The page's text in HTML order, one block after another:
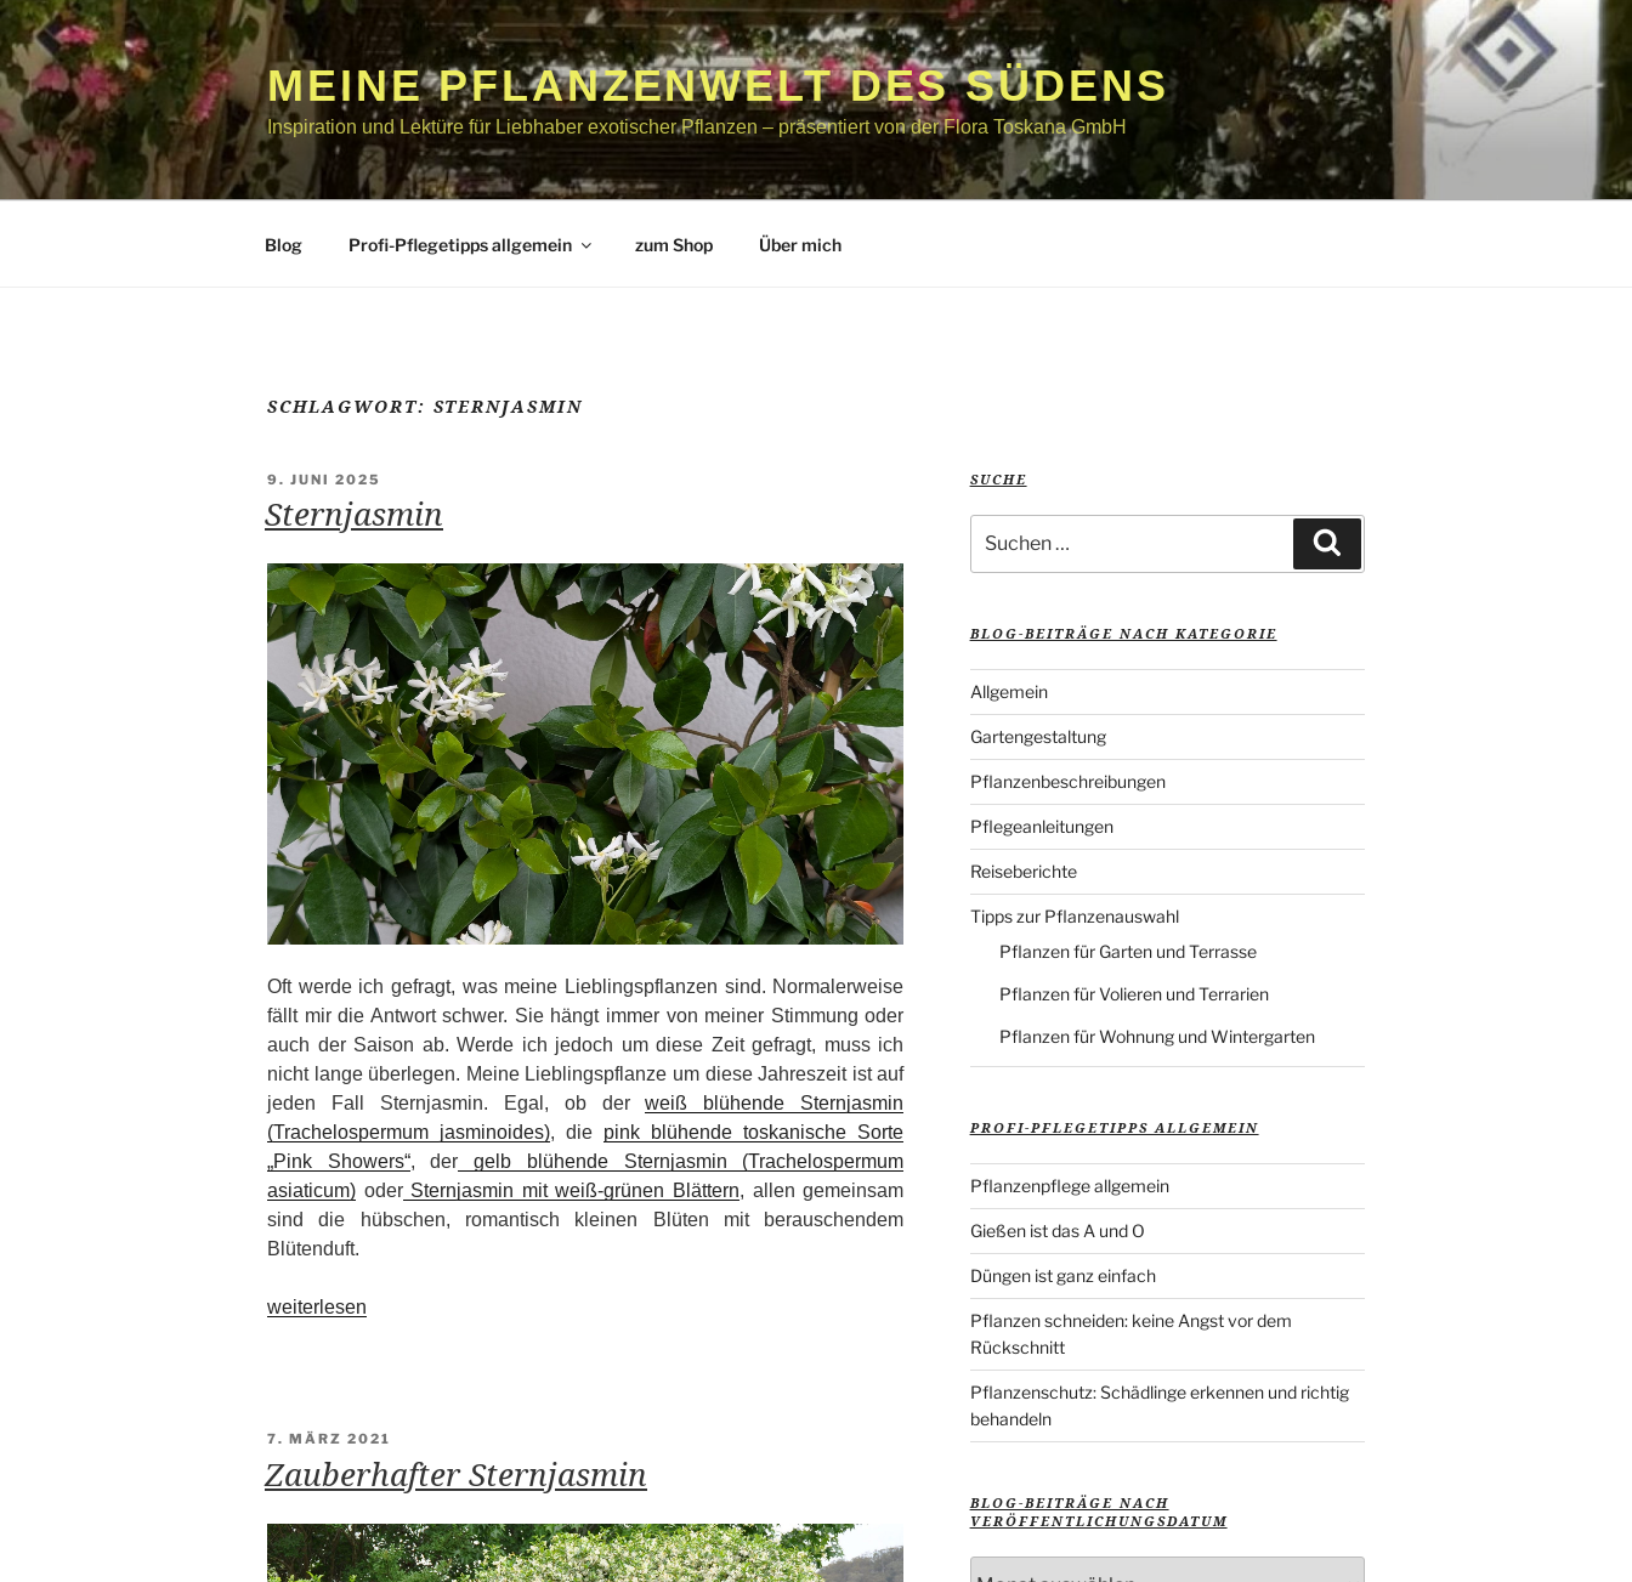
Zum
Inhalt
springen
MEINE PFLANZENWELT DES SÜDENS
Inspiration und Lektüre für Liebhaber exotischer Pflanzen – präsentiert von der Flora Toskana GmbH
Blog Profi-Pflegetipps allgemein zum Shop Über mich
SCHLAGWORT: STERNJASMIN
VERÖFFENTLICHT
9. JUNI 2025
Sternjasmin
Oft werde ich gefragt, was meine Lieblingspflanzen sind. Normalerweise
fällt mir die Antwort schwer. Sie hängt immer von meiner Stimmung oder
auch der Saison ab. Werde ich jedoch um diese Zeit gefragt, muss ich
nicht lange überlegen. Meine Lieblingspflanze um diese Jahreszeit ist auf
jeden Fall Sternjasmin. Egal, ob derweiß blühende Sternjasmin
(Trachelospermum jasminoides), die pink blühende toskanische Sorte
„Pink Showers“, der gelb blühende Sternjasmin (Trachelospermum
asiaticum) oderSternjasmin mit weiß-grünen Blättern, allen gemeinsam
sind die hübschen, romantisch kleinen Blüten mit berauschendem
Blütenduft.
„Sternjasmin“
weiterlesen
VERÖFFENTLICHT
7. MÄRZ 2021
Zauberhafter Sternjasmin
SUCHE
nach:
BLOG-BEITRÄGE NACH KATEGORIE
Allgemein
Gartengestaltung
Pflanzenbeschreibungen
Pflegeanleitungen
Reiseberichte
Tipps zur Pflanzenauswahl
Pflanzen für Garten und Terrasse
Pflanzen für Volieren und Terrarien
Pflanzen für Wohnung und Wintergarten
PROFI-PFLEGETIPPS ALLGEMEIN
Pflanzenpflege allgemein
Gießen ist das A und O
Düngen ist ganz einfach
Pflanzen schneiden: keine Angst vor dem
Rückschnitt
Pflanzenschutz: Schädlinge erkennen und richtig
behandeln
BLOG-BEITRÄGE NACH
VERÖFFENTLICHUNGSDATUM